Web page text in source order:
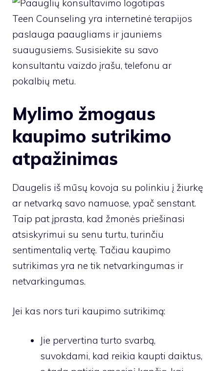
Teen Counseling yra internetinė terapijos
paslauga paaugliams ir jauniems
suaugusiems. Susisiekite su savo
konsultantu vaizdo įrašu, telefonu ar
pokalbių metu.
Mylimo žmogaus
kaupimo sutrikimo
atpažinimas
Daugelis iš mūsų kovoja su polinkiu į žiurkę
ar netvarką savo namuose, ypač senstant.
Taip pat įprasta, kad žmonės priešinasi
atsiskyrimui su senu turtu, turinčiu
sentimentalią vertę. Tačiau kaupimo
sutrikimas yra ne tik netvarkingumas ir
netvarkingumas.
Jei kas nors turi kaupimo sutrikimą:
Jie pervertina turto svarbą,
suvokdami, kad reikia kaupti daiktus,